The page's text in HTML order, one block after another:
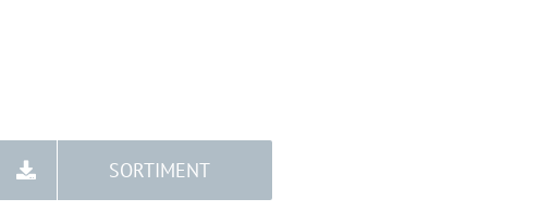
SORTIMENT